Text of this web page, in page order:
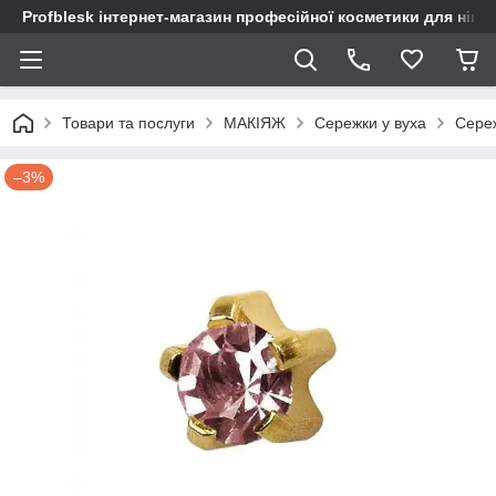
Profblesk інтернет-магазин професійної косметики для
Товари та послуги МАКІЯЖ Сережки у вуха
–3%